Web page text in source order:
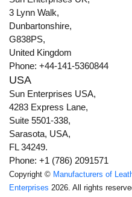
3 Lynn Walk,
Dunbartonshire,
G838PS,
United Kingdom
Phone: +44-141-5360844
USA
Sun Enterprises USA,
4283 Express Lane,
Suite 5501-338,
Sarasota, USA,
FL 34249.
Phone: +1 (786) 2091571
Copyright © Manufacturers of
Enterprises 2026. All rights